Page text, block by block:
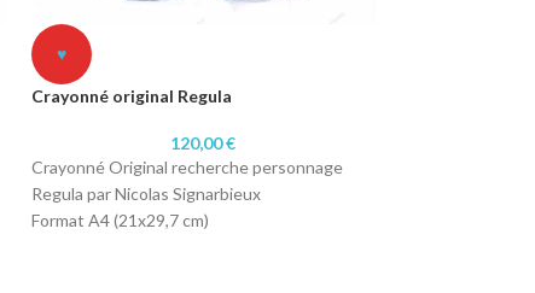
♥
Crayonné original Regula
120,00€
Crayonné Original recherche personnage
Regula par Nicolas Signarbieux
Format A4 (21x29,7 cm)